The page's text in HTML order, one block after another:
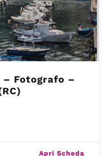
Fotografo –
Calabria (RC)
Apri Scheda